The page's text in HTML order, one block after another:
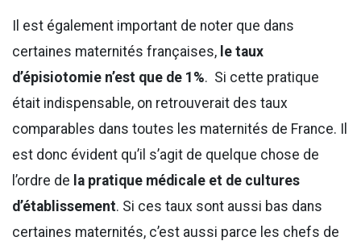
Il est également important de noter que dans
certaines maternités françaises, le taux
d’épisiotomie n’est que de 1%. Si cette pratique
était indispensable, on retrouverait des taux
comparables dans toutes les maternités de France. Il
est donc évident qu’il s’agit de quelque chose de
l’ordre de la pratique médicale et de cultures
d’établissement. Si ces taux sont aussi bas dans
certaines maternités, c’est aussi parce les chefs de